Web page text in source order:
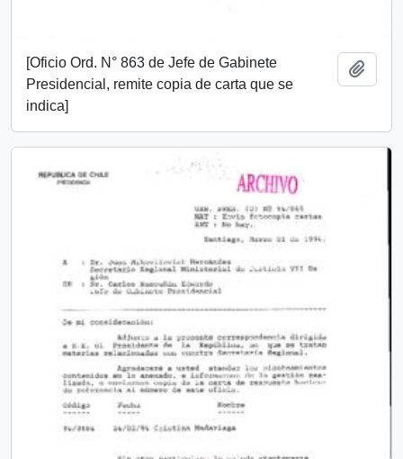
[Oficio Ord. N° 863 de Jefe de Gabinete
Presidencial, remite copia de carta que se
indica]